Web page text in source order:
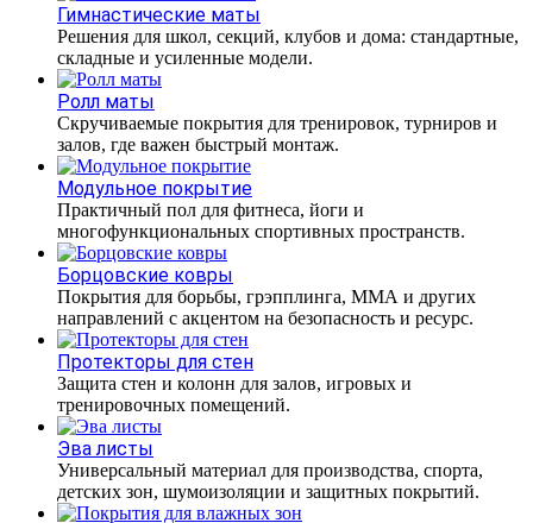
Гимнастические маты
Решения для школ, секций, клубов и дома: стандартные,
складные и усиленные модели.
Ролл маты
Скручиваемые покрытия для тренировок, турниров и
залов, где важен быстрый монтаж.
Модульное покрытие
Практичный пол для фитнеса, йоги и
многофункциональных спортивных пространств.
Борцовские ковры
Покрытия для борьбы, грэпплинга, ММА и других
направлений с акцентом на безопасность и ресурс.
Протекторы для стен
Защита стен и колонн для залов, игровых и
тренировочных помещений.
Эва листы
Универсальный материал для производства, спорта,
детских зон, шумоизоляции и защитных покрытий.